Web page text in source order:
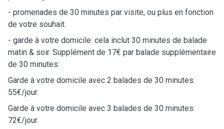
- promenades de 30 minutes par visite, ou plus en fonction
de votre souhait.
- garde à votre domicile: cela inclut 30 minutes de balade
matin & soir. Supplément de 17€ par balade supplémentaire
de 30 minutes:
Garde à votre domicile avec 2 balades de 30 minutes:
55€/jour.
Garde à votre domicile avec 3 balades de 30 minutes:
72€/jour.